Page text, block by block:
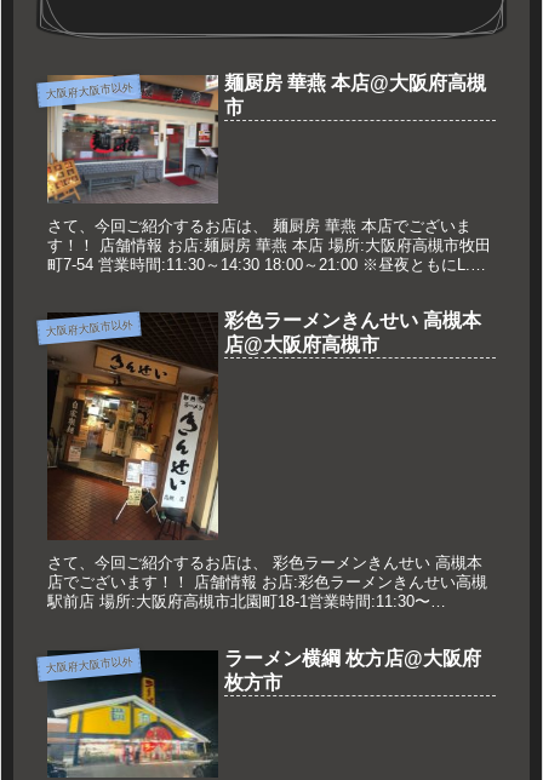
大阪府大阪市以外
麺厨房 華燕 本店@大阪府高槻
市
さて、今回ご紹介するお店は、 麺厨房 華燕 本店でございま
す！！ 店舗情報 お店:麺厨房 華燕 本店 場所:大阪府高槻市牧田
町7-54 営業時間:11:30～14:30 18:00～21:00 ※昼夜ともにL.O
大阪府大阪市以外
彩色ラーメンきんせい 高槻本
店@大阪府高槻市
さて、今回ご紹介するお店は、 彩色ラーメンきんせい 高槻本
店でございます！！ 店舗情報 お店:彩色ラーメンきんせい高槻
駅前店 場所:大阪府高槻市北園町18-1営業時間:11:30〜
大阪府大阪市以外
ラーメン横綱 枚方店@大阪府
枚方市